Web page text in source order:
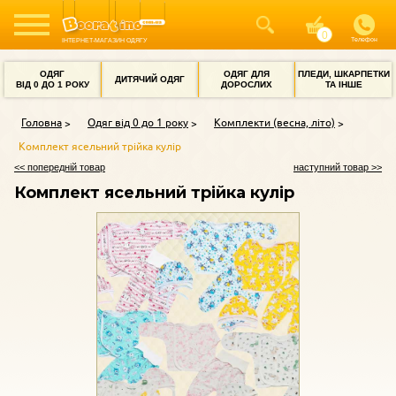
ІНТЕРНЕТ-МАГАЗИН ОДЯГУ Телефон
ОДЯГ
ВІД 0 ДО 1 РОКУ
ДИТЯЧИЙ ОДЯГ
ОДЯГ ДЛЯ
ДОРОСЛИХ
ПЛЕДИ, ШКАРПЕТКИ
ТА ІНШЕ
Головна Одяг від 0 до 1 року
Комплекти (весна, літо)
Комплект ясельний трійка кулір
<< попередній товар наступний товар >>
Комплект ясельний трійка кулір